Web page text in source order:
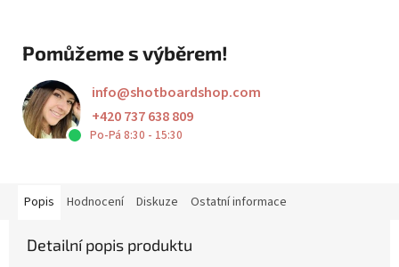
Pomůžeme s výběrem!
info@shotboardshop.com
+420 737 638 809
Po-Pá 8:30 - 15:30
Popis Hodnocení Diskuze Ostatní informace
Detailní popis produktu